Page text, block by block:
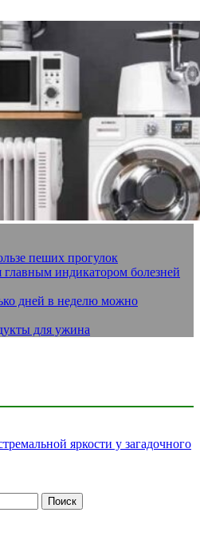
пеших прогулок
главным индикатором болезней
дней в неделю можно
для ужина
яркости у загадочного